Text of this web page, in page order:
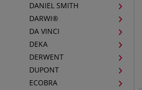
DANIEL SMITH
DARWI®
DA VINCI
DEKA
DERWENT
DUPONT
ECOBRA